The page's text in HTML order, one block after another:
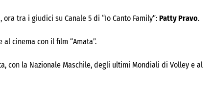
tra i giudici su Canale 5 di “Io Canto Family”: Patty Pravo.
al cinema con il film “Amata”.
con la Nazionale Maschile, degli ultimi Mondiali di Volley e al